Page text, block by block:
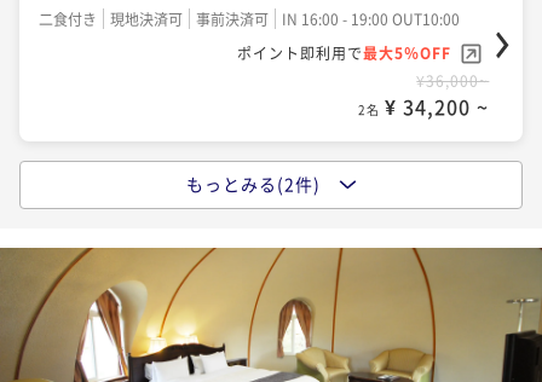
二食付き 現地決済可 事前決済可
IN 16:00 - 19:00 OUT10:00
ポイント即利用で最大5％OFF
¥36,000~
2名 ¥ 34,200 ~
【夏休み特別企画】元気の森×ふれあい動物王国×2食
二食付き
IN 16:00 - 20:00 OUT10:00
ポイント即利用で
最大2％OFF
¥40,000~
2名 ¥ 39,200 ~
もっとみる(2件)